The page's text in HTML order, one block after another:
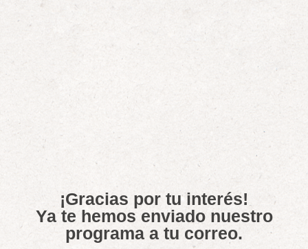
¡Gracias por tu interés!
Ya te hemos enviado nuestro
programa a tu correo.